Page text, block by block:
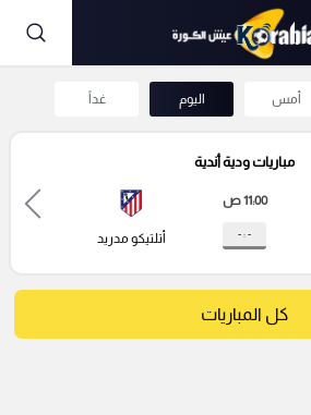
أمس اليوم غداً
مباريات ودية أندية
11:00 ص
- : - أتلتيكو مدريد
كل المباريات